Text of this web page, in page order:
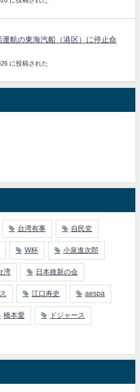
運航の東海汽船（港区）に停止命
に投稿された
台湾有事 自民党
W杯 小泉進次郎
湾 日本維新の会
江口寿史 aespa
橋本愛 ドジャース